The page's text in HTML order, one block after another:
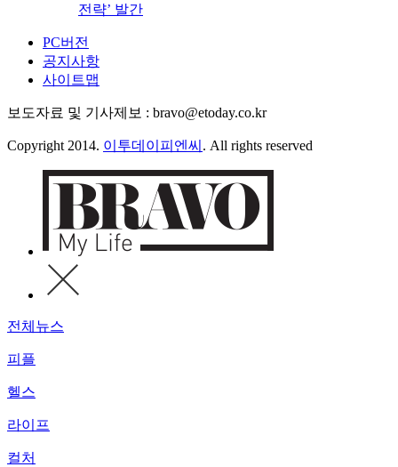
전략’ 발간
PC버전
공지사항
사이트맵
보도자료 및 기사제보 : bravo@etoday.co.kr
Copyright 2014. 이투데이피엔씨 . All rights reserved
전체뉴스
피플
헬스
라이프
컬처